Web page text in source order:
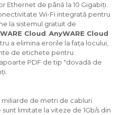
Ethernet de până la 10 Gigabiți.
Wi-Fi integrată pentru
la sistemul gratuit de
Cloud AnyWARE Cloud
a elimina erorile la fața locului,
de etichete pentru
PDF de tip "dovadă de
miliarde de metri de cabluri
limitate la viteze de 1Gb/s din